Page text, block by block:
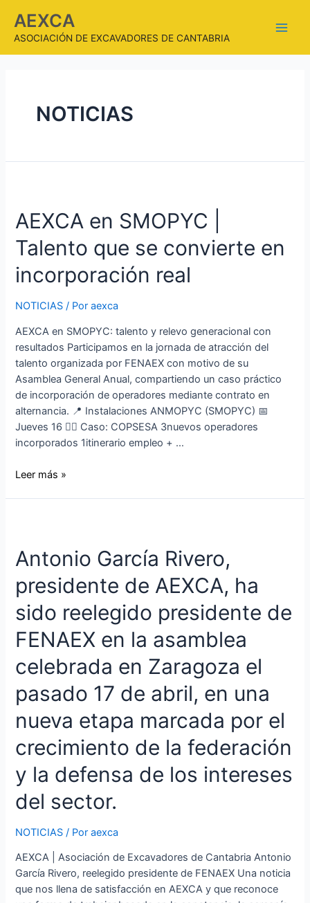
AEXCA
ASOCIACIÓN DE EXCAVADORES DE CANTABRIA
NOTICIAS
AEXCA en SMOPYC |
Talento que se convierte en
incorporación real
NOTICIAS / Poraexca
AEXCA en SMOPYC: talento y relevo generacional con
resultados Participamos en la jornada de atracción del
talento organizada por FENAEX con motivo de su
Asamblea General Anual, compartiendo un caso práctico
de incorporación de operadores mediante contrato en
alternancia. 📍 Instalaciones ANMOPYC (SMOPYC) 📅
Jueves 16 👷‍♂️ Caso: COPSESA 3nuevos operadores
incorporados 1itinerario empleo + …
Leer más »
Antonio García Rivero,
presidente de AEXCA, ha
sido reelegido presidente de
FENAEX en la asamblea
celebrada en Zaragoza el
pasado 17 de abril, en una
nueva etapa marcada por el
crecimiento de la federación
y la defensa de los intereses
del sector.
NOTICIAS / Poraexca
AEXCA | Asociación de Excavadores de Cantabria Antonio
García Rivero, reelegido presidente de FENAEX Una noticia
que nos llena de satisfacción en AEXCA y que reconoce